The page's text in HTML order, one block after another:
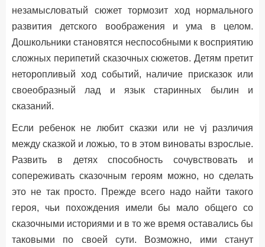
незамысловатый сюжет тормозит ход нормального
развития детского воображения и ума в целом.
Дошкольники становятся неспособными к восприятию
сложных перипетий сказочных сюжетов. Детям претит
неторопливый ход событий, наличие присказок или
своеобразный лад и язык старинных былин и
сказаний.
Если ребенок не любит сказки или не vj различия
между сказкой и ложью, то в этом виноваты взрослые.
Развить в детях способность сочувствовать и
сопереживать сказочным героям можно, но сделать
это не так просто. Прежде всего надо найти такого
героя, чьи похождения имели бы мало общего со
сказочными историями и в то же время оставались бы
таковыми по своей сути. Возможно, ими станут